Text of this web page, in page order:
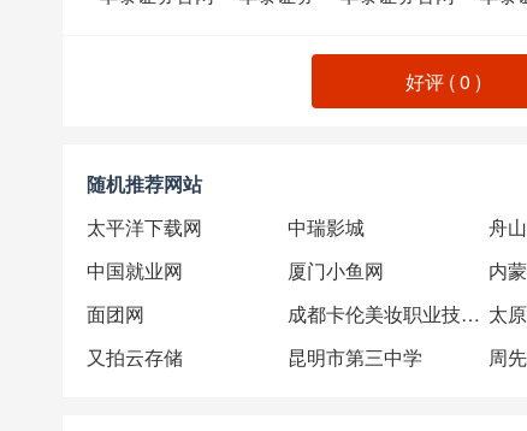
好评 (0 )
随机推荐网站
太平洋下载网
中瑞影城 舟
中国就业网
厦门小鱼网 内
面团网
成都卡伦美妆职业技能培训学校 太
又拍云存储
昆明市第三中学 周